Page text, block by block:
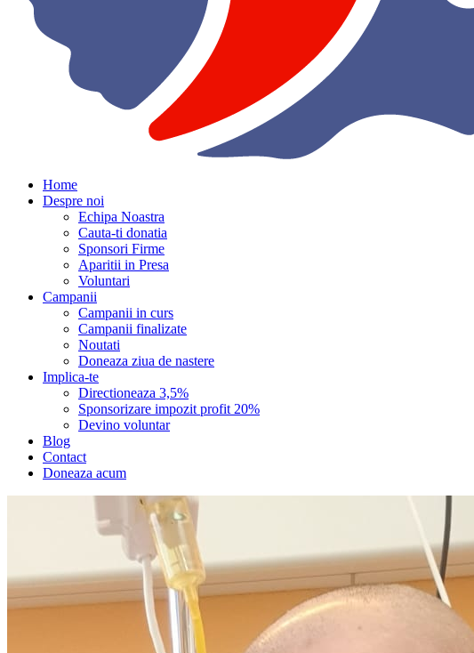
Home
Despre noi
Echipa Noastra
Cauta-ti donatia
Sponsori Firme
Aparitii in Presa
Voluntari
Campanii
Campanii in curs
Campanii finalizate
Noutati
Doneaza ziua de nastere
Implica-te
Directioneaza 3,5%
Sponsorizare impozit profit 20%
Devino voluntar
Blog
Contact
Doneaza acum